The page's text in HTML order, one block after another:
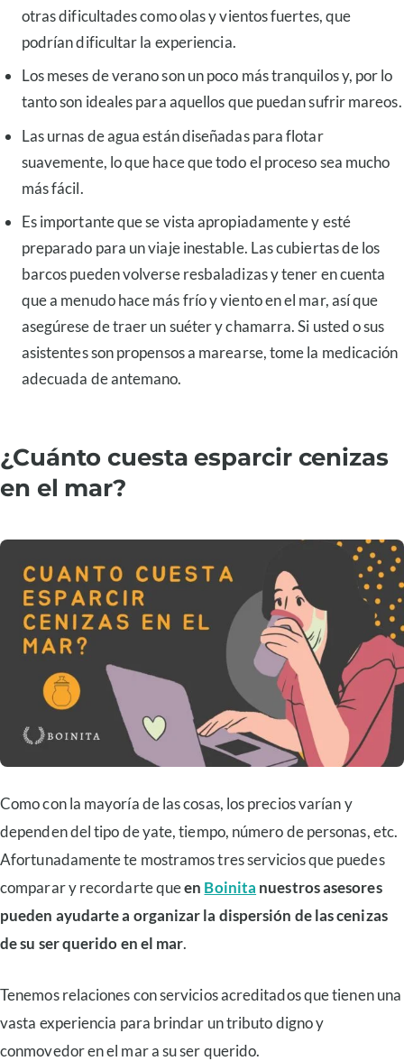
otras dificultades como olas y vientos fuertes, que
podrían dificultar la experiencia.
Los meses de verano son un poco más tranquilos y, por lo
tanto son ideales para aquellos que puedan sufrir mareos.
Las urnas de agua están diseñadas para flotar
suavemente, lo que hace que todo el proceso sea mucho
más fácil.
Es importante que se vista apropiadamente y esté
preparado para un viaje inestable. Las cubiertas de los
barcos pueden volverse resbaladizas y tener en cuenta
que a menudo hace más frío y viento en el mar, así que
asegúrese de traer un suéter y chamarra. Si usted o sus
asistentes son propensos a marearse, tome la medicación
adecuada de antemano.
¿Cuánto cuesta esparcir cenizas
en el mar?
Como con la mayoría de las cosas, los precios varían y
dependen del tipo de yate, tiempo, número de personas, etc.
Afortunadamente te mostramos tres servicios que puedes
comparar y recordarte queen Boinita nuestros asesores
pueden ayudarte a organizar la dispersión de las cenizas
de su ser querido en el mar.
Tenemos relaciones con servicios acreditados que tienen una
vasta experiencia para brindar un tributo digno y
conmovedor en el mar a su ser querido.